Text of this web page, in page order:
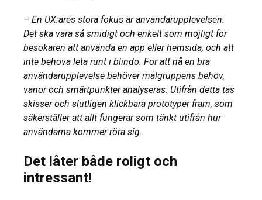
– En UX:ares stora fokus är användarupplevelsen.
Det ska vara så smidigt och enkelt som möjligt för
besökaren att använda en app eller hemsida, och att
inte behöva leta runt i blindo. För att nå en bra
användarupplevelse behöver målgruppens behov,
vanor och smärtpunkter analyseras. Utifrån detta tas
skisser och slutligen klickbara prototyper fram, som
säkerställer att allt fungerar som tänkt utifrån hur
användarna kommer röra sig.
Det låter både roligt och
intressant!